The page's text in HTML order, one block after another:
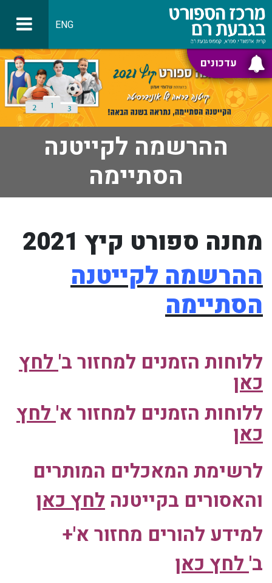
עדכונים
ENG
ההרשמה לקייטנה
הסתיימה
מחנה ספורט קיץ 2021
ההרשמה לקייטנה
הסתיימה
ללוחות הזמנים למחזור ב'לחץ
כאן
ללוחות הזמנים למחזור א'לחץ
כאן
לרשימת המאכלים המותרים
והאסורים בקייטנה לחץ כאן
למידע להורים מחזור א'+
ב'לחץ כאן